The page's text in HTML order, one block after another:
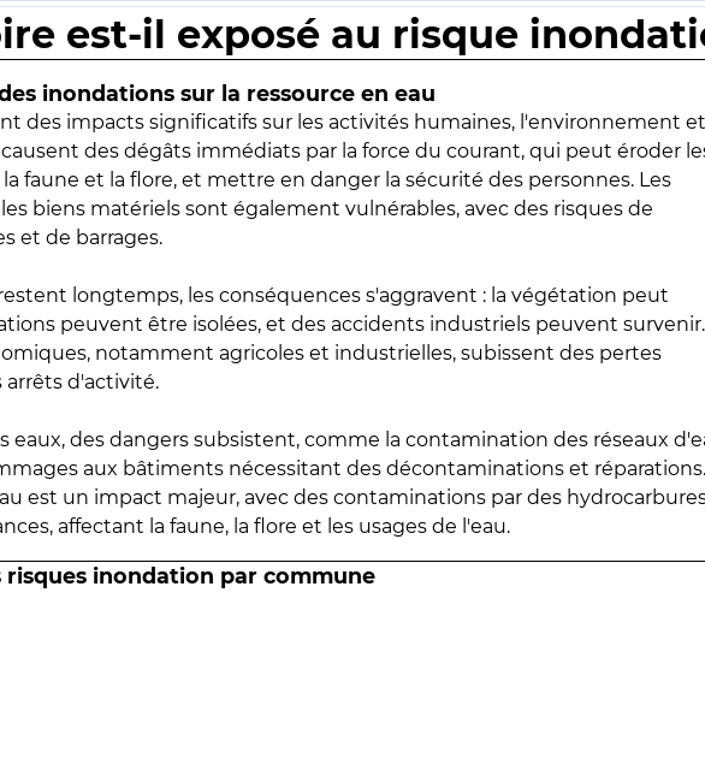
est-il exposé au risque
inondations sur la ressource en eau
des impacts significatifs sur les activités humaines, l'environnement
des dégâts immédiats par la force du courant, qui peut éroder
faune et la flore, et mettre en danger la sécurité des personnes. Les
biens matériels sont également vulnérables, avec des risques de
et de barrages.
longtemps, les conséquences s'aggravent : la végétation peut
peuvent être isolées, et des accidents industriels peuvent survenir.
notamment agricoles et industrielles, subissent des pertes
arrêts d'activité.
eaux, des dangers subsistent, comme la contamination des réseaux
aux bâtiments nécessitant des décontaminations et réparations.
est un impact majeur, avec des contaminations par des
affectant la faune, la flore et les usages de l'eau.
risques inondation par commune